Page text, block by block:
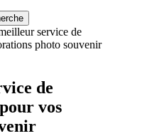
service de
photo souvenir
de
vos